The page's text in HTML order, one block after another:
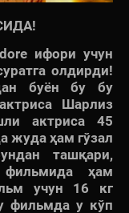
ифори учун
олдирди!
буён бу бу
Шарлиз
актриса 45
жуда ҳам гўзал
ташқари,
фильмида ҳам
учун 16 кг
фильмда у кўп